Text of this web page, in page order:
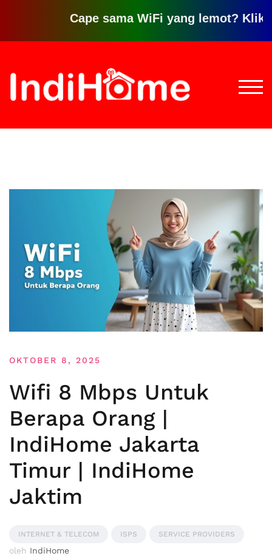
Cape sama WiFi yang lemot? Klik
konten
OKTOBER 8, 2025
Wifi 8 Mbps Untuk
Berapa Orang |
IndiHome Jakarta
Timur | IndiHome
Jaktim
INTERNET & TELECOM ISPS SERVICE PROVIDERS
oleh IndiHome